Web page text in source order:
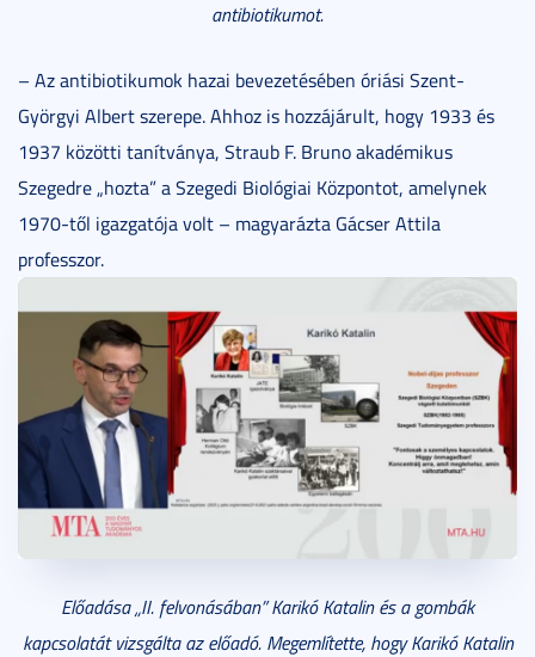
antibiotikumot.
– Az antibiotikumok hazai bevezetésében óriási Szent-
Györgyi Albert szerepe. Ahhoz is hozzájárult, hogy 1933 és
1937 közötti tanítványa, Straub F. Bruno akadémikus
Szegedre „hozta” a Szegedi Biológiai Központot, amelynek
1970-től igazgatója volt – magyarázta Gácser Attila
professzor.
Előadása „II. felvonásában” Karikó Katalin és a gombák
kapcsolatát vizsgálta az előadó. Megemlítette, hogy Karikó Katalin